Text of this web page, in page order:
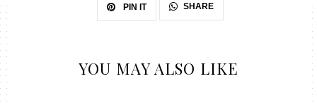
PIN IT SHARE
YOU MAY ALSO LIKE